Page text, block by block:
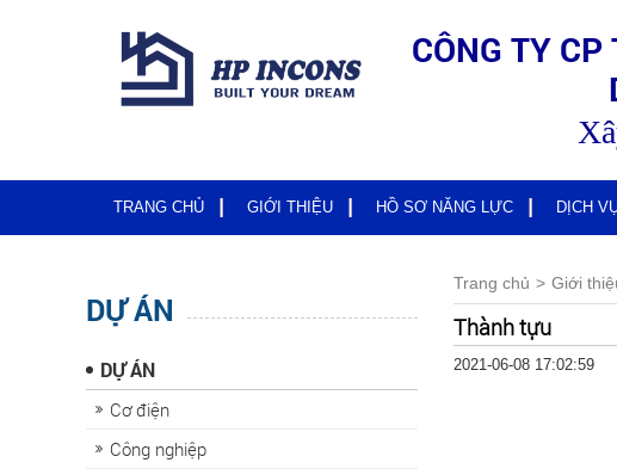
CÔNG TY
TRANG CHỦ GIỚI THIỆU HỒ SƠ NĂNG LỰC DỊCH
DỰ ÁN
DỰ ÁN
Cơ điện
Công nghiệp
Trang chủ Giới
Thành tựu
2021-06-08 17:02:59